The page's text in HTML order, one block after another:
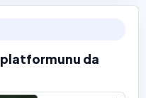
platformunu da